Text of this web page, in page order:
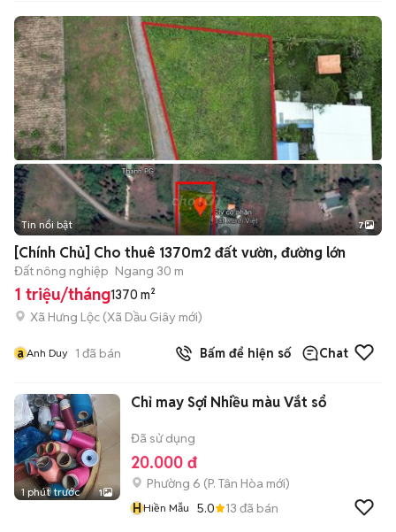
+2
Tin nổi bật 7
[Chính Chủ] Cho thuê 1370m2 đất vườn, đường lớn
Đất nông nghiệp Ngang 30 m
1 triệu/tháng1370 m²
Xã Hưng Lộc (Xã Dầu Giây mới)
a Anh Duy 1 đã bán Bấm để hiện số Chat
1 phút trước 1
Chỉ may Sợi Nhiều màu Vắt sổ
Đã sử dụng
20.000 đ
Phường 6 (P. Tân Hòa mới)
HHiền Mẫu 5.0 13 đã bán